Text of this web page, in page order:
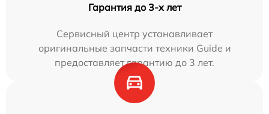
Гарантия до 3-х лет
Сервисный центр устанавливает
оригинальные запчасти техники Guide и
предоставляет гарантию до 3 лет.